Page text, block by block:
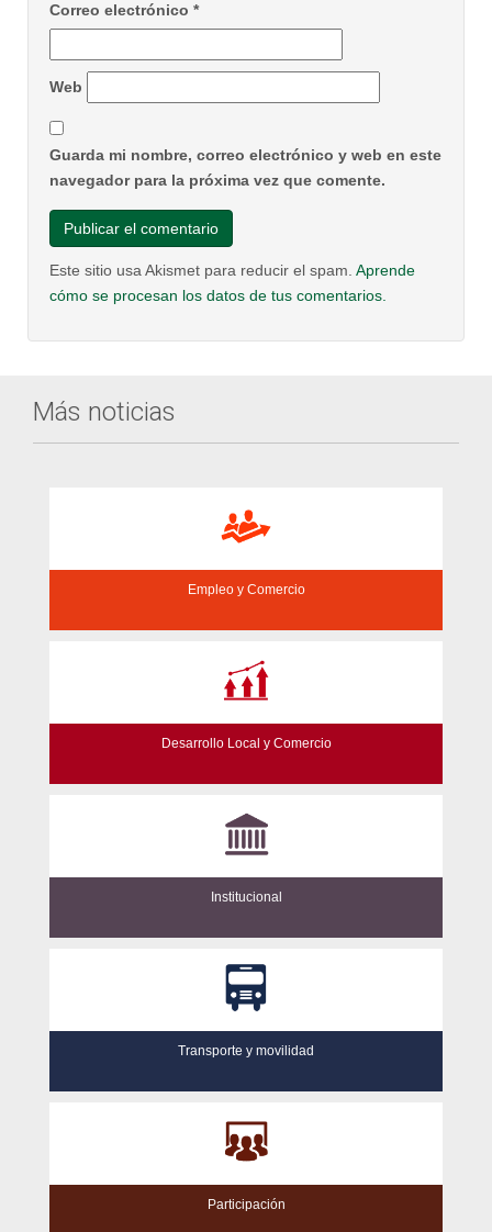
Correo electrónico *
Web
Guarda mi nombre, correo electrónico y web en este
navegador para la próxima vez que comente.
Este sitio usa Akismet para reducir el spam. Aprende
cómo se procesan los datos de tus comentarios.
Más noticias
Empleo y Comercio
Desarrollo Local y Comercio
Institucional
Transporte y movilidad
Participación